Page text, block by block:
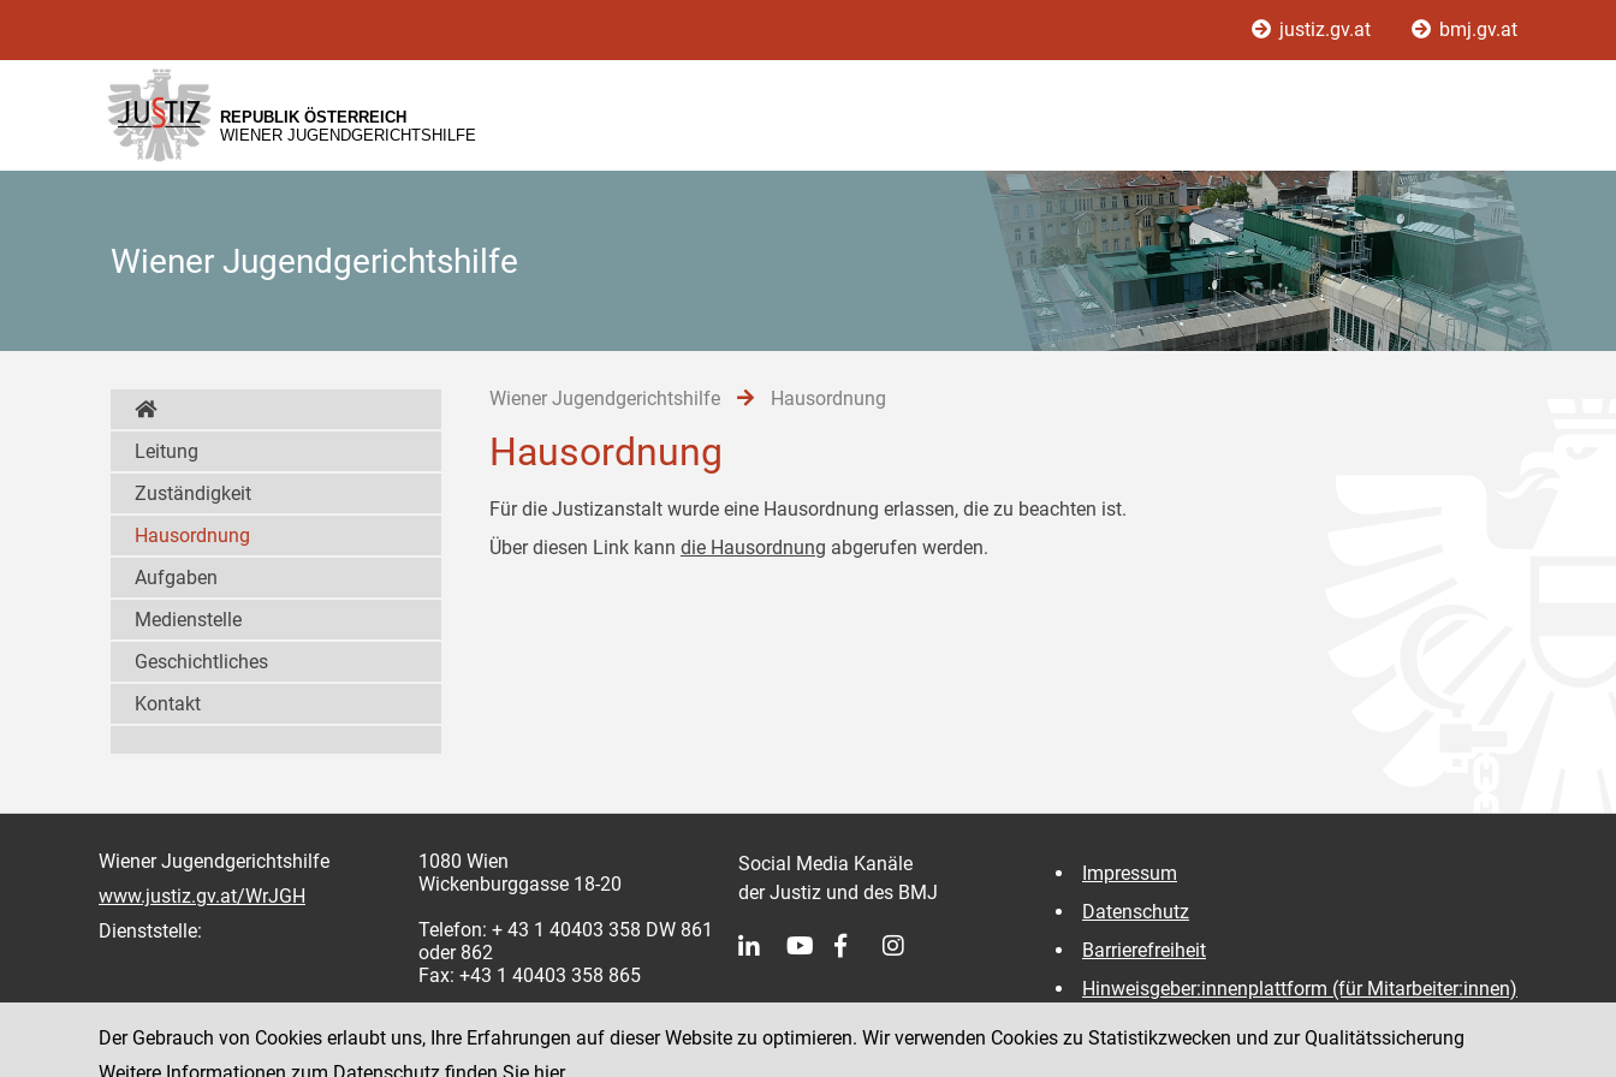
[1]
[2]
[3]
justiz.gv.at bmj.gv.at
REPUBLIK ÖSTERREICH
WIENER JUGENDGERICHTSHILFE
Wiener Jugendgerichtshilfe
Wiener Jugendgerichtshilfe Hausordnung
Hausordnung
Für die Justizanstalt wurde eine Hausordnung erlassen, die zu beachten ist.
Über diesen Link kann die Hausordnung abgerufen werden.
Leitung
Zuständigkeit
Hausordnung
Aufgaben
Medienstelle
Geschichtliches
Kontakt
Wiener Jugendgerichtshilfe
www.justiz.gv.at/WrJGH
Dienststelle:
1080 Wien
Wickenburggasse 18-20
Telefon: + 43 1 40403 358 DW 861
oder 862
Fax: +43 1 40403 358 865
Social Media Kanäle
der Justiz und des BMJ
Impressum
Datenschutz
Barrierefreiheit
Hinweisgeber:innenplattform (für Mitarbeiter:innen)
Der Gebrauch von Cookies erlaubt uns, Ihre Erfahrungen auf dieser Website zu optimieren. Wir verwenden Cookies zu Statistikzwecken und zur Qualitätssicherung